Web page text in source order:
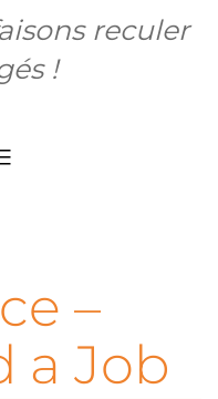
reculer
!
–
a Job